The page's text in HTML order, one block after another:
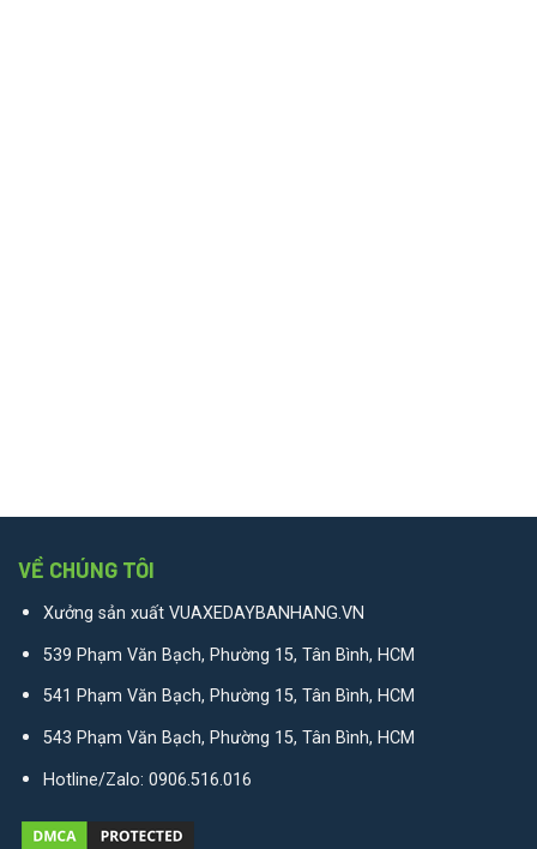
VỀ CHÚNG TÔI
Xưởng sản xuất VUAXEDAYBANHANG.VN
539 Phạm Văn Bạch, Phường 15, Tân Bình, HCM
541 Phạm Văn Bạch, Phường 15, Tân Bình, HCM
543 Phạm Văn Bạch, Phường 15, Tân Bình, HCM
Hotline/Zalo: 0906.516.016